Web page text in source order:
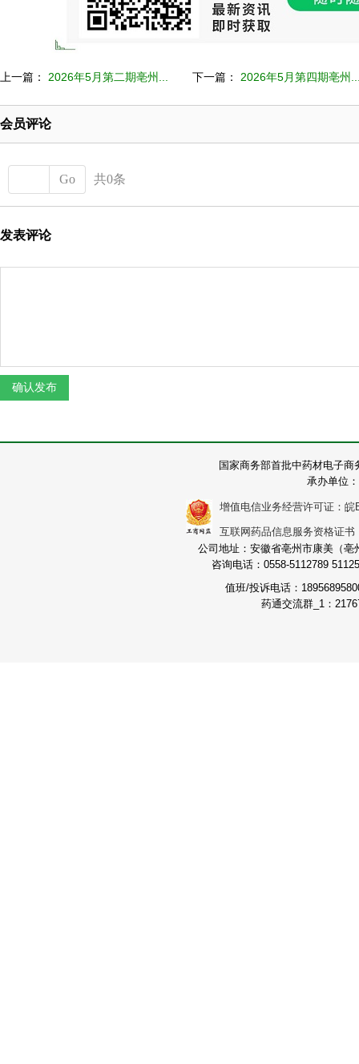
上一篇： 2026年5月第二期亳州... 下一篇： 2026年5月第四期亳州
会员评论
Go 共0条
发表评论
国家商务部首批中药材电子
承办单位
增值电信业务经营许可证：皖
互联网药品信息服务资格证
公司地址：安徽省亳州市康美（
咨询电话：0558-5112789
值班/投诉电话：
药通交流群_1：